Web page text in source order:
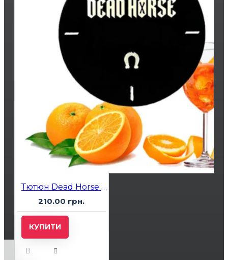
Тютюн Dead Horse Aperol Spritz (Aperol Spritz) 50гр
210.00 грн.
КУПИТИ